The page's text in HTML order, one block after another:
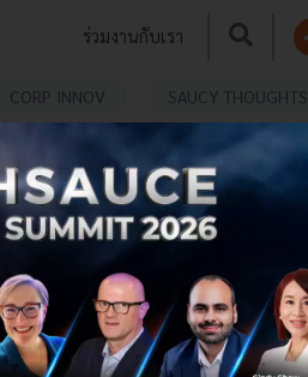
ร่วมงานกับเรา
CORP INNOV SAUCY THOUGHTS
16 คอร์สออนไลน์เรียน
Finance ยัน Supply